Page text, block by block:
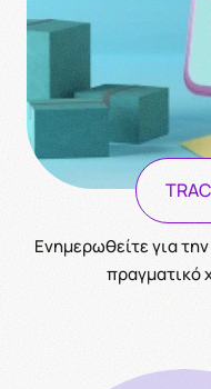
Ενημερωθείτε για
πραγματικό